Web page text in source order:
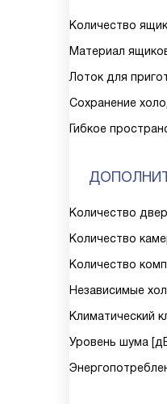
Количество
Материал
Лоток для
Сохранение
Гибкое
Количество
Количество
Количество
Независимые
Климатический
Уровень шума